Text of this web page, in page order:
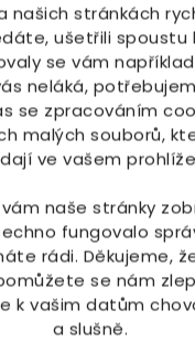
našich stránkách
ušetřili spoustu
se vám
neláká,
se zpracováním
malých souborů,
ve vašem
vám naše stránky
fungovalo
rádi. Děkujeme,
se nám
k vašim datům
a slušně.
Gotu
Dostupné